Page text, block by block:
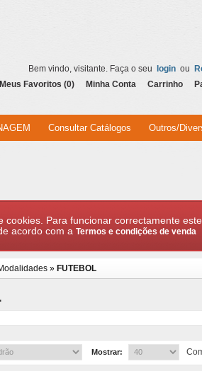
Meus Favoritos (0) Minha Conta Carrinho
Bem vindo, visitante. Faça o seu login ou
Consultar Catálogos Outros/
Para funcionar correctamente
acordo com a Termos e condições de venda
» FUTEBOL
Mostrar: